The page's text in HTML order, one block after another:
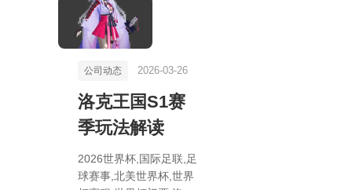
公司动态 2026-03-26
洛克王国S1赛
季玩法解读
2026世界杯,国际足联,足
球赛事,北美世界杯,世界